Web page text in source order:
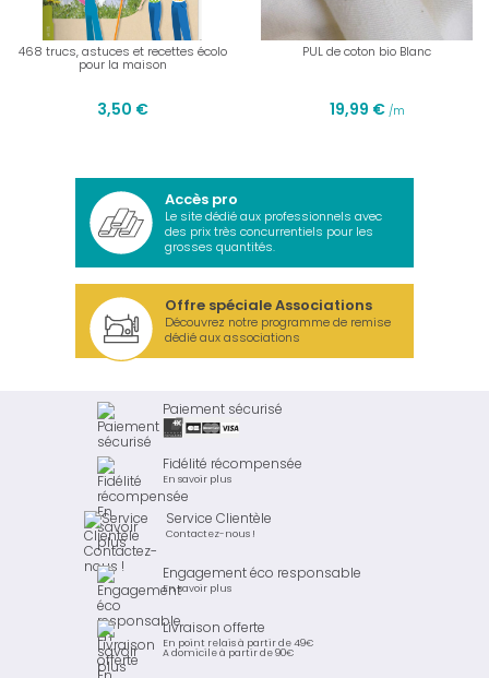
468 trucs, astuces et recettes écolo
pour la maison
3,50 €
PUL de coton bio Blanc
19,99 € /m
Accès pro
Le site dédié aux professionnels avec
des prix très concurrentiels pour les
grosses quantités.
Offre spéciale Associations
Découvrez notre programme de remise
dédié aux associations
Paiement sécurisé
Fidélité récompensée
En savoir plus
Service Clientèle
Contactez-nous !
Engagement éco responsable
En savoir plus
Livraison offerte
En point relais à partir de 49€
A domicile à partir de 90€